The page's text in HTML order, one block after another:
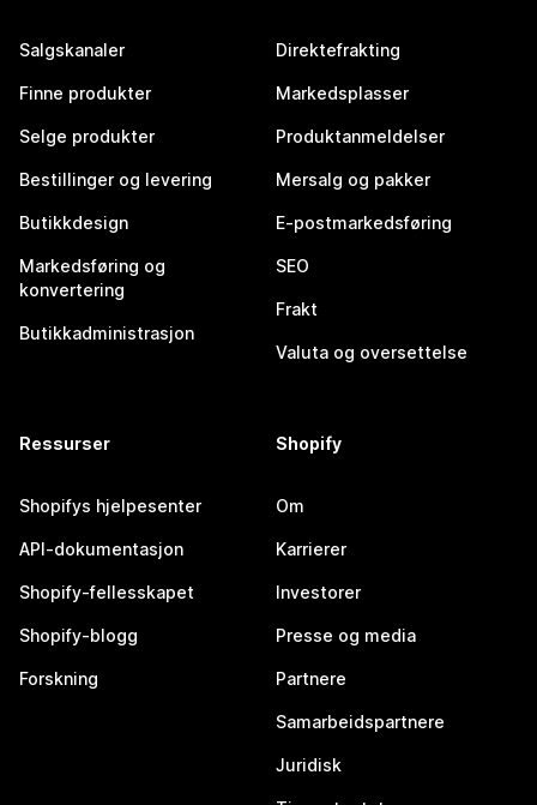
Salgskanaler
Finne produkter
Selge produkter
Bestillinger og levering
Butikkdesign
Markedsføring og
konvertering
Butikkadministrasjon
Direktefrakting
Markedsplasser
Produktanmeldelser
Mersalg og pakker
E-postmarkedsføring
SEO
Frakt
Valuta og oversettelse
Ressurser
Shopifys hjelpesenter
API-dokumentasjon
Shopify-fellesskapet
Shopify-blogg
Forskning
Shopify
Om
Karrierer
Investorer
Presse og media
Partnere
Samarbeidspartnere
Juridisk